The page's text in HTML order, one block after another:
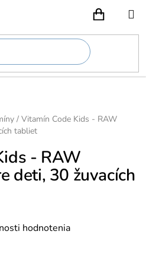
/ Vitamín Code Kids - RAW
tabliet
- RAW
deti, 30 žuvacích
hodnotenia